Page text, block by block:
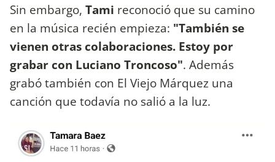
Sin embargo, Tami reconoció que su camino
en la música recién empieza: "También se
vienen otras colaboraciones. Estoy por
grabar con Luciano Troncoso". Además
grabó también con El Viejo Márquez una
canción que todavía no salió a la luz.